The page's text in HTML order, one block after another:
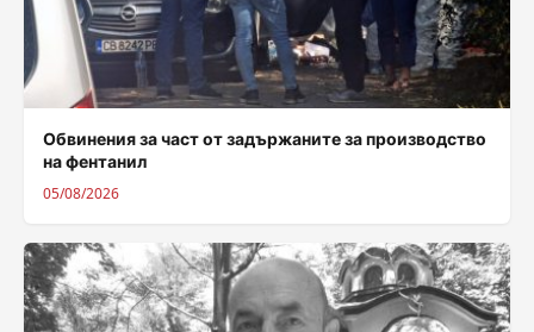
Обвинения за част от задържаните за производство
на фентанил
05/08/2026